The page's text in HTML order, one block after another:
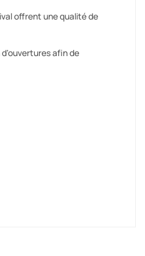
offrent une qualité de
afin de